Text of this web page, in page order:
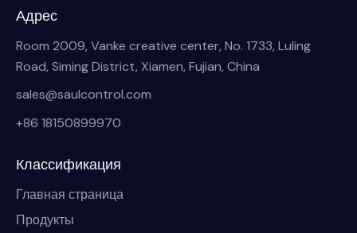
Адрес
Room 2009, Vanke creative center, No. 1733, Luling
Road, Siming District, Xiamen, Fujian, China
sales@saulcontrol.com
+86 18150899970
Классификация
Главная страница
Продукты